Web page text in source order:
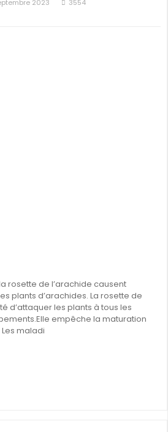
2023
3554
rosette de l’arachide causent
plants d’arachides. La rosette de
d’attaquer les plants à tous les
empêche la maturation
maladi